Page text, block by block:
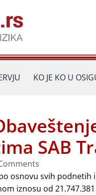
KO JE KO U
SAB
osnovu svih
iznosu od